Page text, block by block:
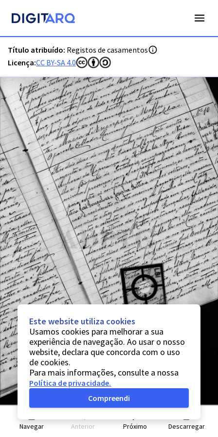
Título atribuído: Registos de casamentos
Licença:CC BY-SA 4.0
Navegar Anterior Próximo Descarregar
Este website utiliza cookies
Usamos cookies para melhorar a sua
experiência de navegação. Ao usar o nosso
website, declara que concorda com o uso
de cookies.
Para mais informações, consulte a nossa
Política de privacidade.
Compreendi